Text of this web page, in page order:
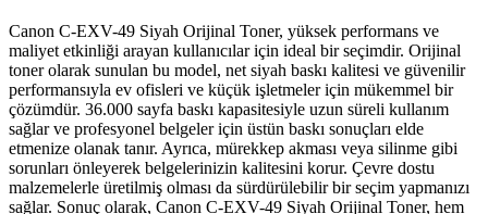
Canon C-EXV-49 Siyah Orijinal Toner, yüksek performans ve
maliyet etkinliği arayan kullanıcılar için ideal bir seçimdir. Orijinal
toner olarak sunulan bu model, net siyah baskı kalitesi ve güvenilir
performansıyla ev ofisleri ve küçük işletmeler için mükemmel bir
çözümdür. 36.000 sayfa baskı kapasitesiyle uzun süreli kullanım
sağlar ve profesyonel belgeler için üstün baskı sonuçları elde
etmenize olanak tanır. Ayrıca, mürekkep akması veya silinme gibi
sorunları önleyerek belgelerinizin kalitesini korur. Çevre dostu
malzemelerle üretilmiş olması da sürdürülebilir bir seçim yapmanızı
sağlar. Sonuç olarak, Canon C-EXV-49 Siyah Orijinal Toner, hem